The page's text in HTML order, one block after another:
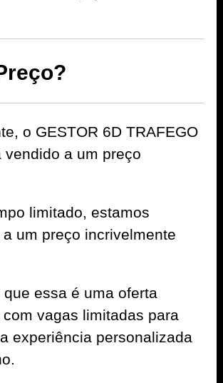
o GESTOR 6D TRAFEGO
vendido a um preço
limitado, estamos
um preço incrivelmente
essa é uma oferta
vagas limitadas para
experiência personalizada